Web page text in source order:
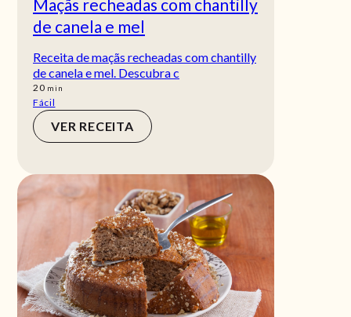
Maçãs recheadas com chantilly
de canela e mel
Receita de maçãs recheadas com chantilly
de canela e mel. Descubra c
20min
min
Fácil
VER RECEITA